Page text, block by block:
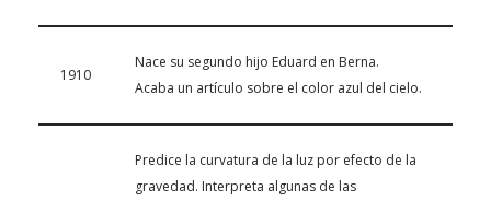
1910
Nace su segundo hijo Eduard en Berna.
Acaba un artículo sobre el color azul del cielo.
Predice la curvatura de la luz por efecto de la
gravedad. Interpreta algunas de las